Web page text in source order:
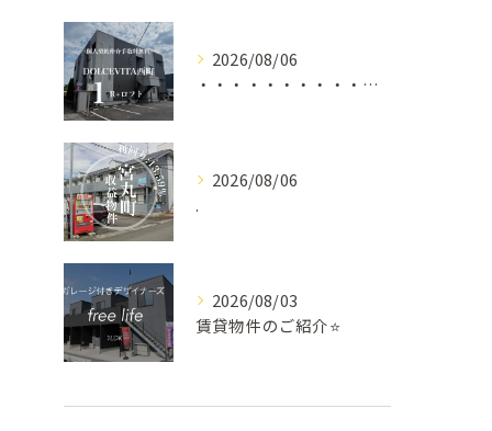
2026/08/06
・・・・・・・・・・・・・・・・・・・・・・・・・・ ...
2026/08/06
.
2026/08/03
賃貸物件のご紹介⭐️